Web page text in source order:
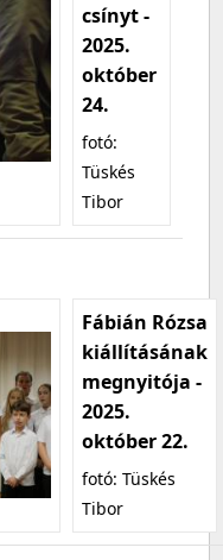
csínyt -
2025.
október
24.
fotó:
Tüskés
Tibor
Fábián Rózsa
kiállításának
megnyitója -
2025.
október 22.
fotó: Tüskés
Tibor